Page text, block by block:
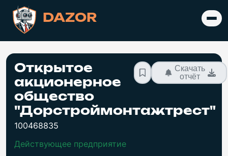
DAZOR
Открытое
акционерное
общество
"Дорстроймонтажтрест"
100468835
Скачать
отчёт
Действующее предприятие